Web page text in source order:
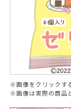
※画像をクリックす
※画像は実際の商品